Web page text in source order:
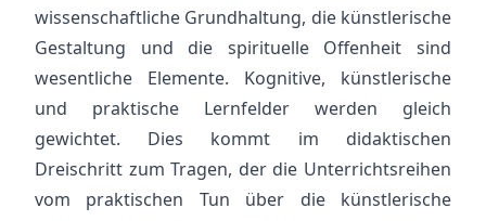
wissenschaftliche Grundhaltung, die künstlerische
Gestaltung und die spirituelle Offenheit sind
wesentliche Elemente. Kognitive, künstlerische
und praktische Lernfelder werden gleich
gewichtet. Dies kommt im didaktischen
Dreischritt zum Tragen, der die Unterrichtsreihen
vom praktischen Tun über die künstlerische